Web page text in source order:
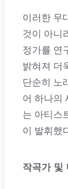
이러한 무
것이 아니
정가를 연
밝혀져 더
단순히 노
어 하나의
는 아티스
이 발휘했
작곡가 및